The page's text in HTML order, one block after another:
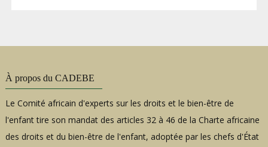
À propos du CADEBE
Le Comité africain d'experts sur les droits et le bien-être de
l'enfant tire son mandat des articles 32 à 46 de la Charte africaine
des droits et du bien-être de l'enfant, adoptée par les chefs d'État